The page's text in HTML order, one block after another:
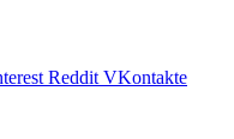
Reddit VKontakte